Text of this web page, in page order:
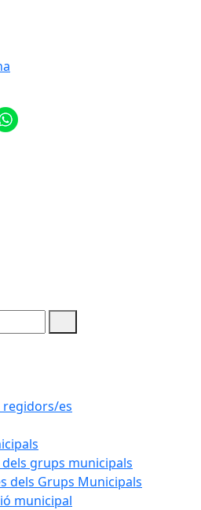
es
grups municipals
dels Grups Municipals
municipal